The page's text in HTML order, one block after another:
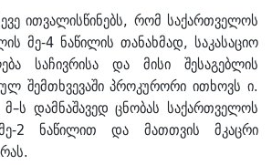
ითვალისწინებს, რომ საქართველოს
მე-4 ნაწილის თანახმად, საკასაციო
საჩივრისა და მისი შესაგებლის
შემთხვევაში პროკურორი ითხოვს ი.
დამნაშავედ ცნობას საქართველოს
2 ნაწილით და მათთვის მკაცრი